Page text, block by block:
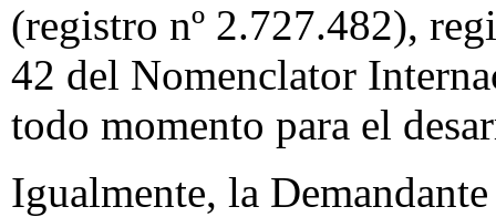
(registro nº 2.727.482),
42 del Nomenclator
todo momento para el
Igualmente, la